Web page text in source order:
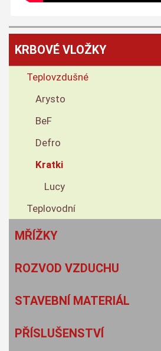
KRBOVÉ VLOŽKY
Teplovzdušné
Arysto
BeF
Defro
Kratki
Lucy
Teplovodní
MŘÍŽKY
ROZVOD VZDUCHU
STAVEBNÍ MATERIÁL
PŘÍSLUŠENSTVÍ